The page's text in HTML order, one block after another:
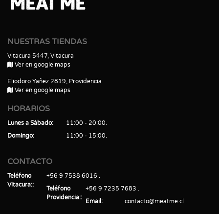
NUESTRAS TIENDAS
Vitacura 5447, Vitacura
Ver en google maps
Eliodoro Yañez 2819, Providencia
Ver en google maps
HORARIOS
Lunes a Sábado
11:00 - 20:00
Domingo
11:00 - 15:00
CONTACTO
Teléfono
Vitacura:
+56 9 7538 6016
Teléfono
Providencia:
+56 9 7235 7683
Email
contacto@meatme.cl